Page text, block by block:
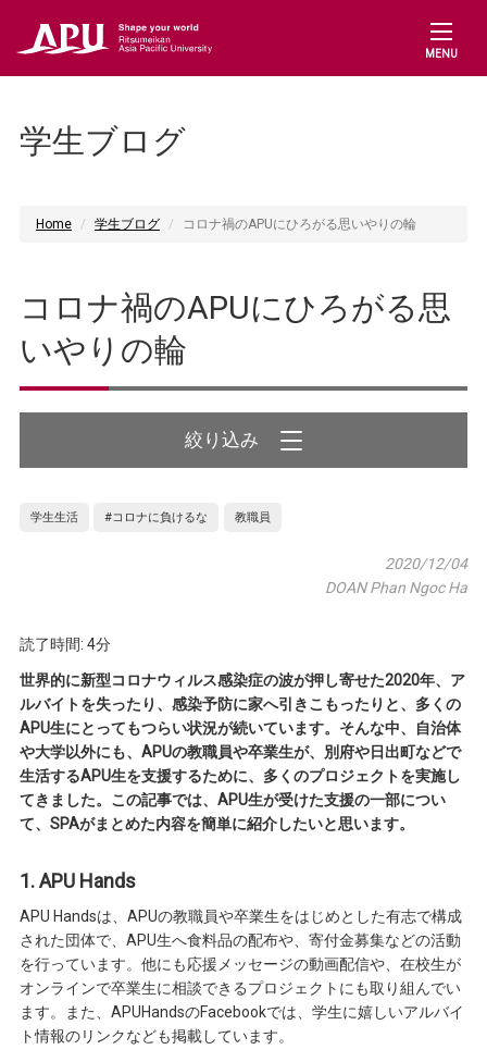
MENU
学生ブログ
Home 学生ブログ コロナ禍のAPUにひろがる思いやりの輪
コロナ禍のAPUにひろがる思
いやりの輪
絞り込み
学生生活 #コロナに負けるな 教職員
2020/12/04
DOAN Phan Ngoc Ha
読了時間: 4分
世界的に新型コロナウィルス感染症の波が押し寄せた2020年、ア
ルバイトを失ったり、感染予防に家へ引きこもったりと、多くの
APU生にとってもつらい状況が続いています。そんな中、自治体
や大学以外にも、APUの教職員や卒業生が、別府や日出町などで
生活するAPU生を支援するために、多くのプロジェクトを実施し
てきました。この記事では、APU生が受けた支援の一部につい
て、SPAがまとめた内容を簡単に紹介したいと思います。
1. APU Hands
APU Handsは、APUの教職員や卒業生をはじめとした有志で構成
された団体で、APU生へ食料品の配布や、寄付金募集などの活動
を行っています。他にも応援メッセージの動画配信や、在校生が
オンラインで卒業生に相談できるプロジェクトにも取り組んでい
ます。また、APUHandsのFacebookでは、学生に嬉しいアルバイ
ト情報のリンクなども掲載しています。